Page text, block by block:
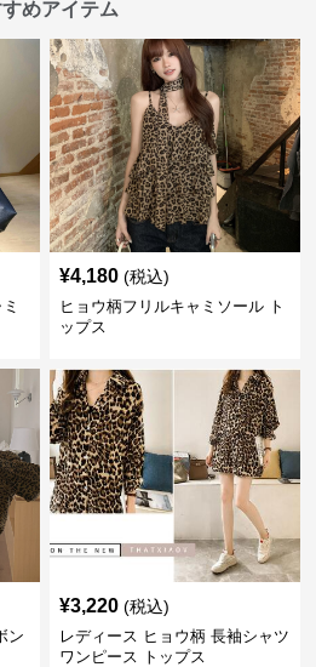
めアイテム
¥4,180 (税込)
ヒョウ柄フリルキャミソール ト
ップス
ン
¥3,220 (税込)
レディース ヒョウ柄 長袖シャツ
ワンピース トップス